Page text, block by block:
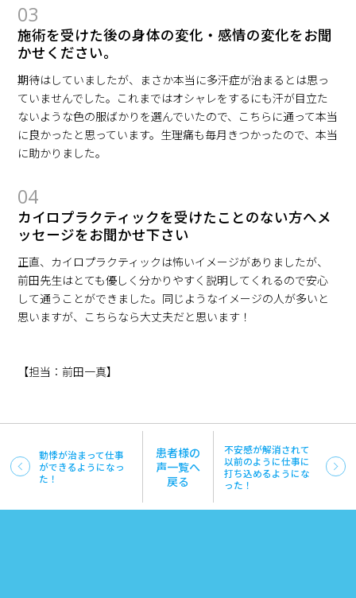
03
施術を受けた後の身体の変化・感情の変化をお聞
かせください。
期待はしていましたが、まさか本当に多汗症が治まるとは思っ
ていませんでした。これまではオシャレをするにも汗が目立た
ないような色の服ばかりを選んでいたので、こちらに通って本当
に良かったと思っています。生理痛も毎月きつかったので、本当
に助かりました。
04
カイロプラクティックを受けたことのない方へメ
ッセージをお聞かせ下さい
正直、カイロプラクティックは怖いイメージがありましたが、
前田先生はとても優しく分かりやすく説明してくれるので安心
して通うことができました。同じようなイメージの人が多いと
思いますが、こちらなら大丈夫だと思います！
【担当：前田一真】
動悸が治まって仕事
ができるようになっ
た！
患者様の
声一覧へ
戻る
不安感が解消されて
以前のように仕事に
打ち込めるようにな
った！